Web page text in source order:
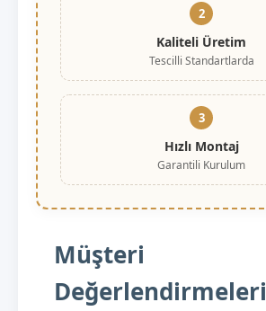
2
Kaliteli Üretim
Tescilli Standartlarda
3
Hızlı Montaj
Garantili Kurulum
Müşteri
Değerlendirmeleri